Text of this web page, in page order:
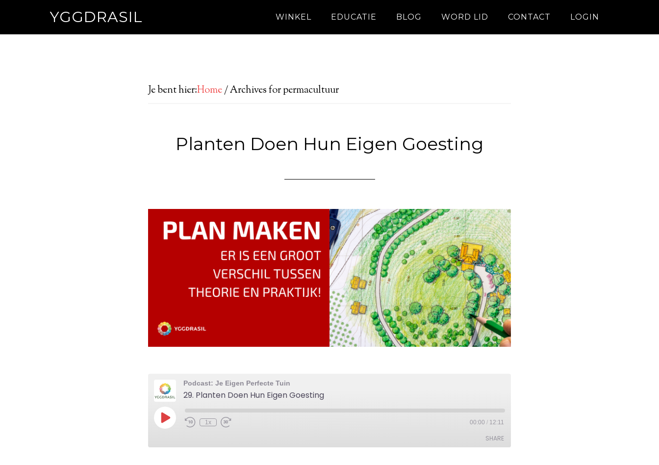
YGGDRASIL WINKEL EDUCATIE BLOG WORD LID CONTACT LOGIN
Je bent hier:Home/Archives for permacultuur
Planten Doen Hun Eigen Goesting